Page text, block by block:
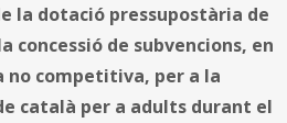
la dotació pressupostària de
concessió de subvencions, en
no competitiva, per a la
català per a adults durant el